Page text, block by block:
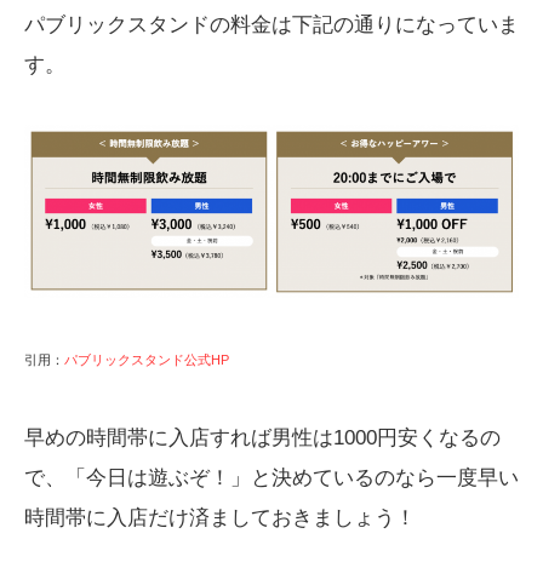
パブリックスタンドの料金は下記の通りになっていま
す。
引用： パブリックスタンド公式HP
早めの時間帯に入店すれば男性は1000円安くなるの
で、「今日は遊ぶぞ！」と決めているのなら一度早い
時間帯に入店だけ済ましておきましょう！